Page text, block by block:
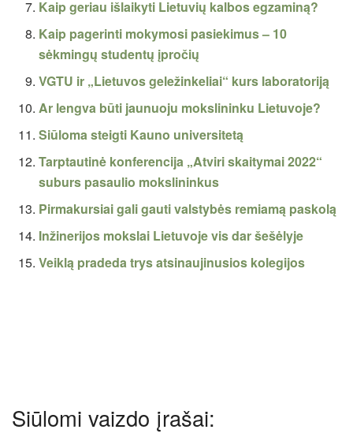
Kaip geriau išlaikyti Lietuvių kalbos egzaminą?
Kaip pagerinti mokymosi pasiekimus – 10
sėkmingų studentų įpročių
VGTU ir „Lietuvos geležinkeliai“ kurs laboratoriją
Ar lengva būti jaunuoju mokslininku Lietuvoje?
Siūloma steigti Kauno universitetą
Tarptautinė konferencija „Atviri skaitymai 2022“
suburs pasaulio mokslininkus
Pirmakursiai gali gauti valstybės remiamą paskolą
Inžinerijos mokslai Lietuvoje vis dar šešėlyje
Veiklą pradeda trys atsinaujinusios kolegijos
Siūlomi vaizdo įrašai: